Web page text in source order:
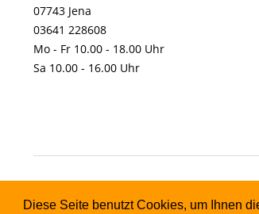
Diese Seite benutzt Cookies, um Ihnen
07743 Jena
03641 228608
Mo - Fr 10.00 - 18.00 Uhr
Sa 10.00 - 16.00 Uhr